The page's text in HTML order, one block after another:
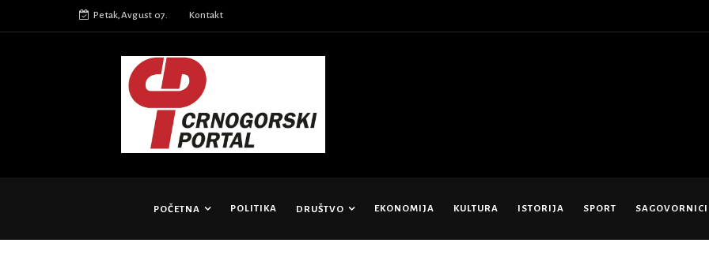
Petak,Avgust 07. Kontakt
POČETNA POLITIKA DRUŠTVO EKONOMIJA KULTURA ISTORIJA SPORT SAGOVORNICI